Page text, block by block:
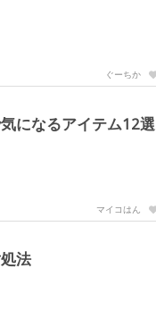
ぐーちか
になるアイテム12選
マイコはん
法